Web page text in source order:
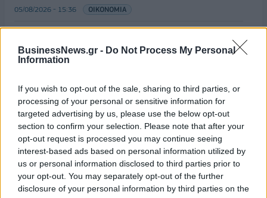
BusinessNews.gr - Do Not Process My Personal
Information
If you wish to opt-out of the sale, sharing to third parties, or
processing of your personal or sensitive information for
targeted advertising by us, please use the below opt-out
section to confirm your selection. Please note that after your
opt-out request is processed you may continue seeing
interest-based ads based on personal information utilized by
us or personal information disclosed to third parties prior to
your opt-out. You may separately opt-out of the further
disclosure of your personal information by third parties on the
05/08/2026 - 15:36 ΟΙΚΟΝΟΜΙΑ
Συνάλλαγμα: Το ευρώ ενισχύεται κατά 0,20%, στα
1,1557 δολάρια
05/08/2026 - 15:28